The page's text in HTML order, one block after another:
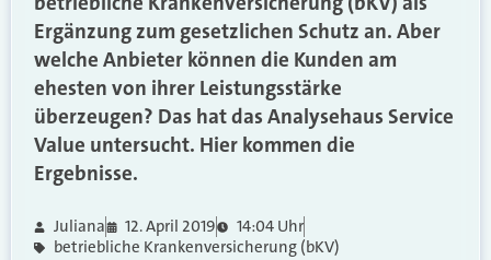
Ergänzung zum gesetzlichen Schutz an. Aber
welche Anbieter können die Kunden am
ehesten von ihrer Leistungsstärke
überzeugen? Das hat das Analysehaus Service
Value untersucht. Hier kommen die
Ergebnisse.
Juliana 12. April 2019
14:04 Uhr
betriebliche Krankenversicherung (bKV)